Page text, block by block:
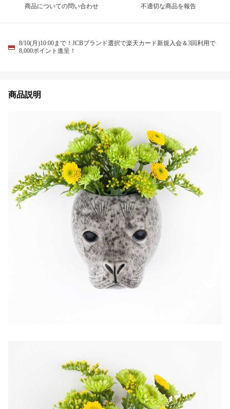
商品についての問い合わせ 不適切な商品を報告
8/10(月)10:00まで！JCBブランド選択で楽天カード新規入会＆3回利用で
8,000ポイント進呈！
商品説明